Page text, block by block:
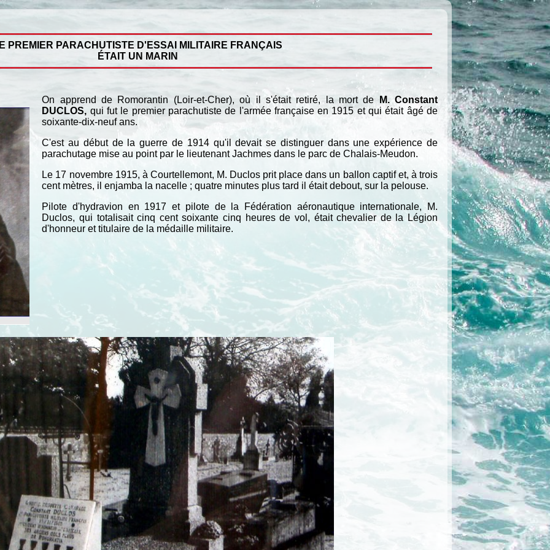
PREMIER PARACHUTISTE D'ESSAI MILITAIRE FRANÇAIS
ÉTAIT UN MARIN
On apprend de Romorantin (Loir-et-Cher), où il s'était retiré, la mort de
M. Constant
DUCLOS, qui fut le premier parachutiste de l'armée française en 1915 et qui était âgé de
soixante-dix-neuf ans.
C'est au début de la guerre de 1914 qu'il devait se distinguer dans une expérience de
parachutage mise au point par le lieutenant Jachmes dans le parc de Chalais-Meudon.
Le 17 novembre 1915, à Courtellemont, M. Duclos prit place dans un ballon captif et, à trois
cent mètres, il enjamba la nacelle ; quatre minutes plus tard il était debout, sur la pelouse.
Pilote d'hydravion en 1917 et pilote de la Fédération aéronautique internationale, M.
Duclos, qui totalisait cinq cent soixante cinq heures de vol, était chevalier de la Légion
d'honneur et titulaire de la médaille militaire.